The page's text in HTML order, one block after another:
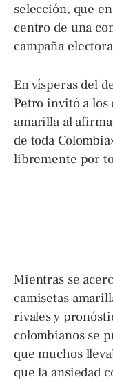
selección, que
centro de una
campaña
En vísperas del
Petro invitó a los
amarilla al
de toda
libremente por
Mientras se
camisetas
rivales y
colombianos se
que muchos
que la ansiedad